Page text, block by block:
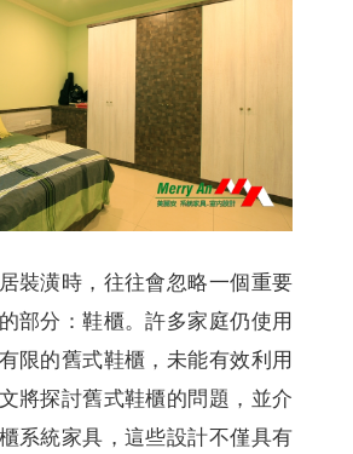
裝潢時，往往會忽略一個重要
部分：鞋櫃。許多家庭仍使用
限的舊式鞋櫃，未能有效利用
將探討舊式鞋櫃的問題，並介
系統家具，這些設計不僅具有